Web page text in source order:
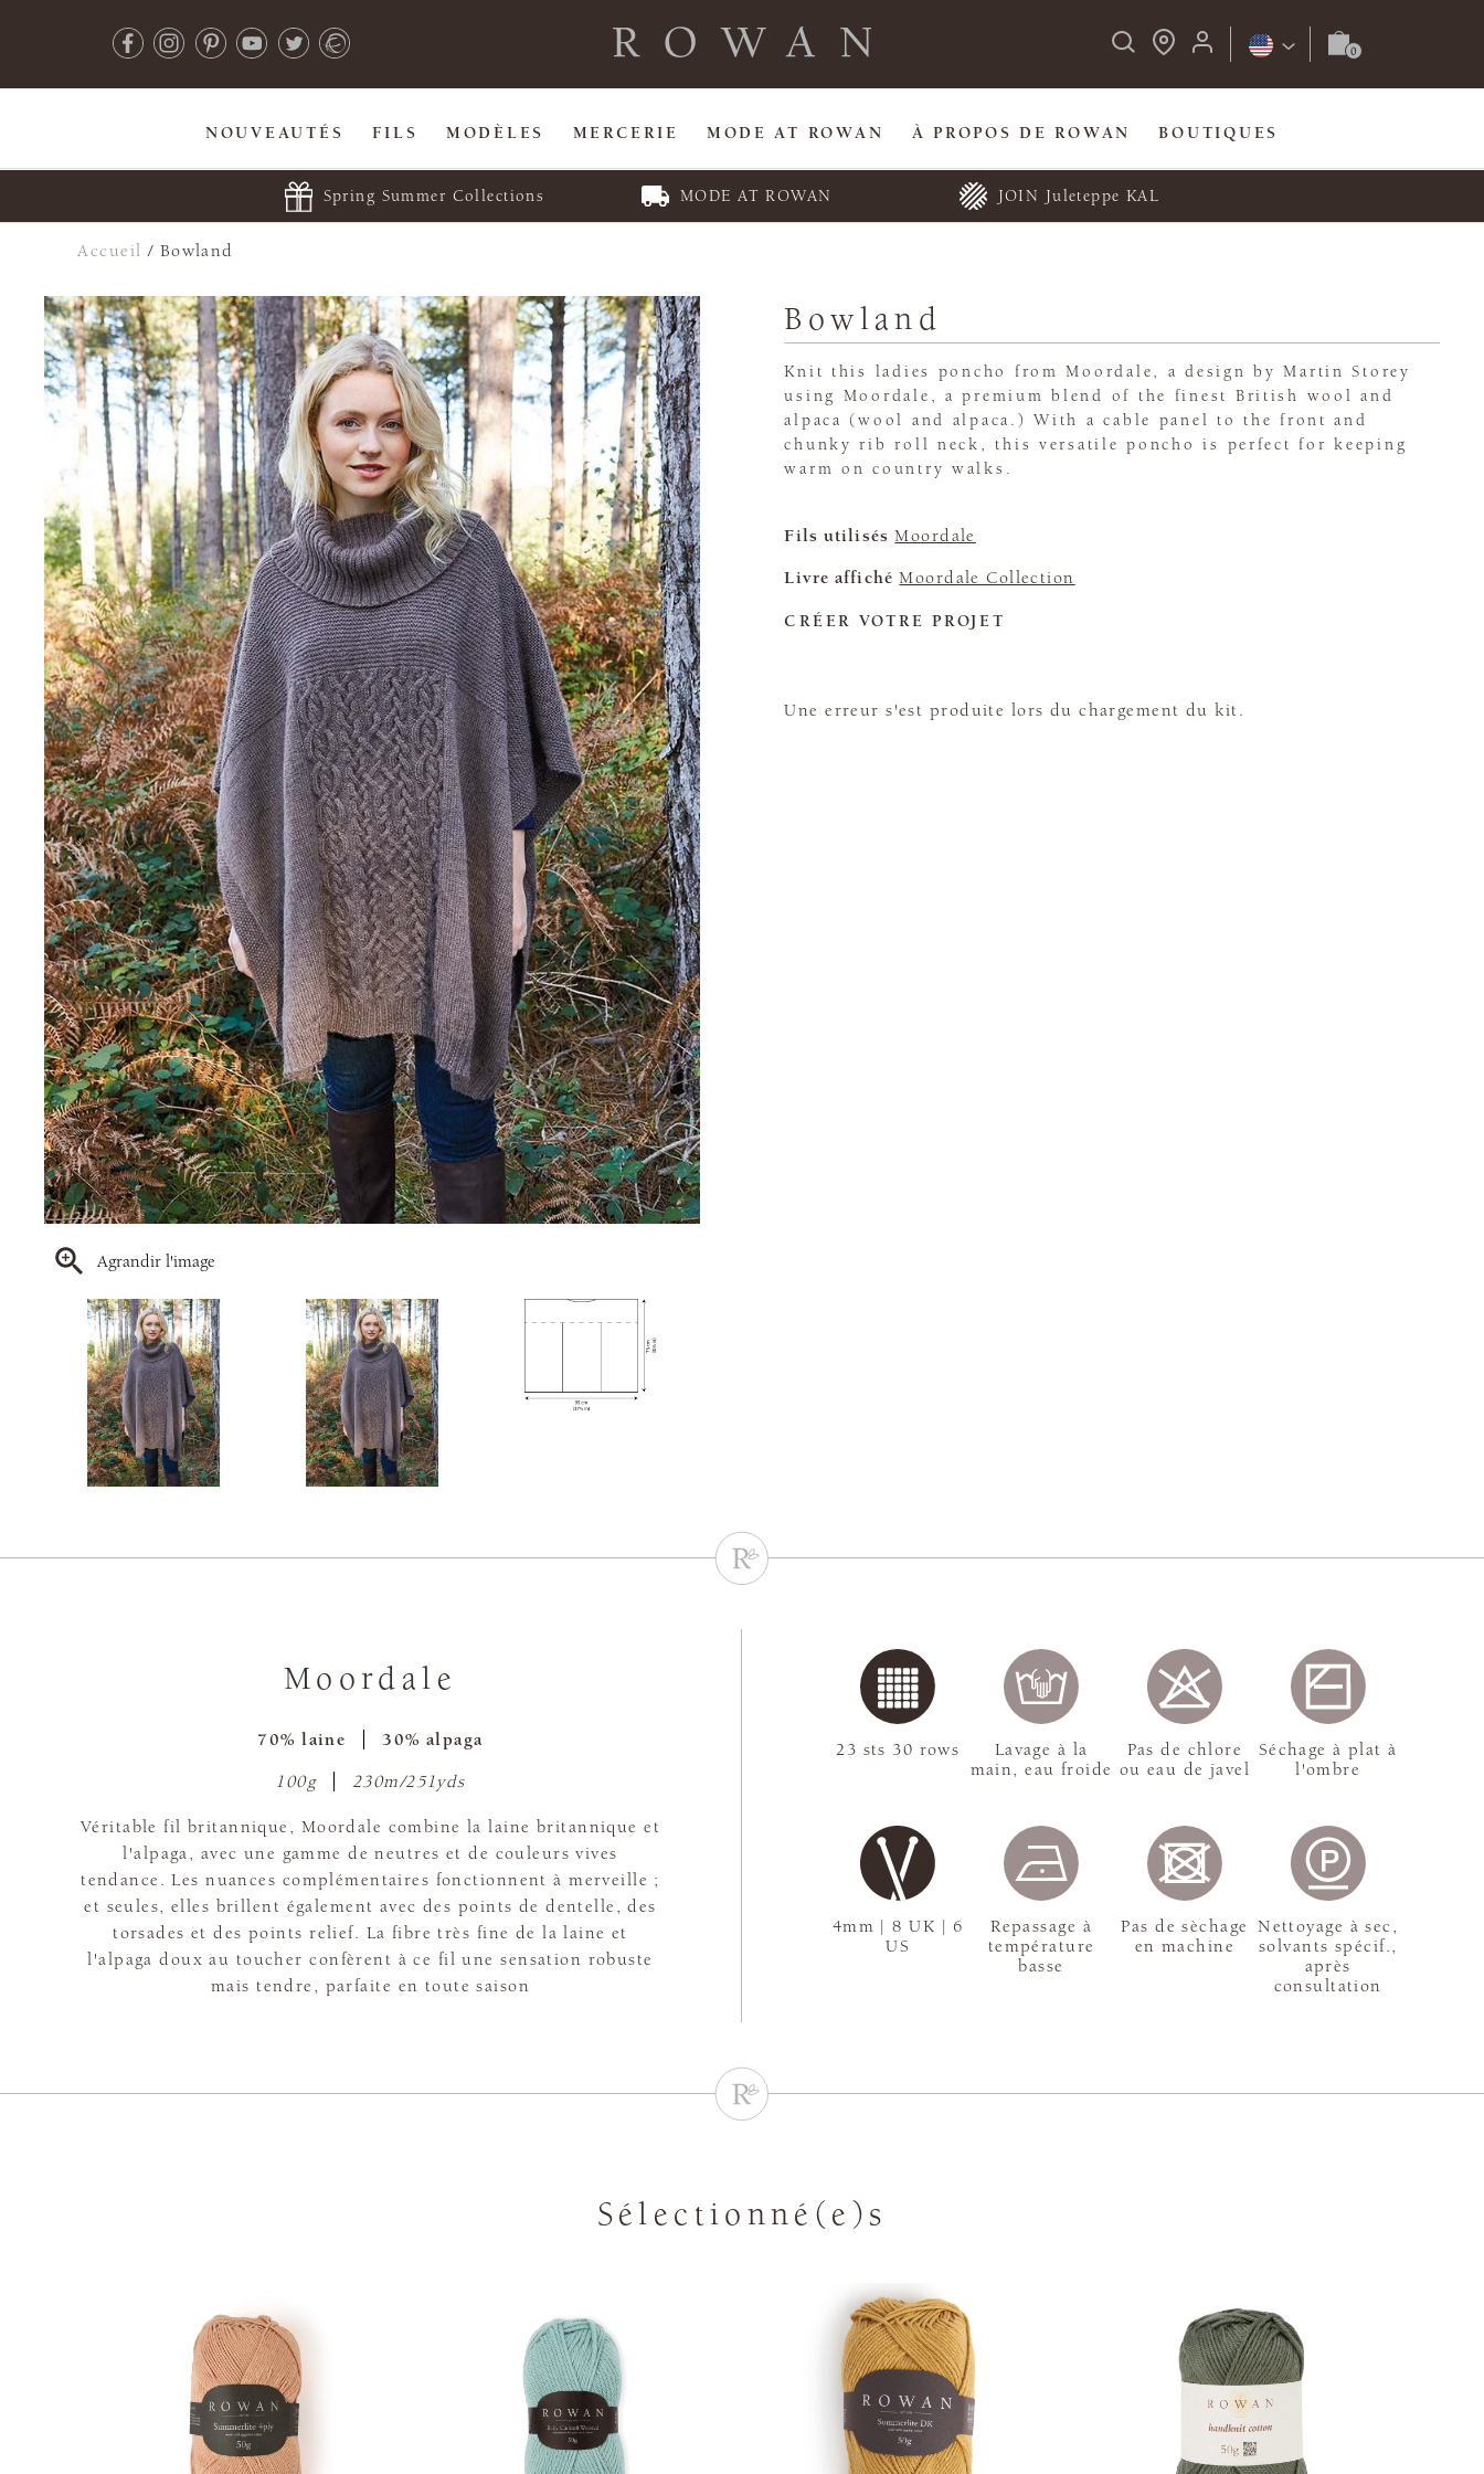
NOUVEAUTÉS FILS MODÈLES MERCERIE MODE AT ROWAN À PROPOS DE ROWAN BOUTIQUES
Spring Summer Collections MODE AT ROWAN JOIN Juleteppe KAL
Accueil / Bowland
Agrandir l'image
Bowland
Knit this ladies poncho from Moordale, a design by Martin Storey
using Moordale, a premium blend of the finest British wool and
alpaca (wool and alpaca.) With a cable panel to the front and
chunky rib roll neck, this versatile poncho is perfect for keeping
warm on country walks.
Fils utilisés Moordale
Livre affiché Moordale Collection
CRÉER VOTRE PROJET
Une erreur s'est produite lors du chargement du kit.
Moordale
70% laine 30% alpaga
100g 230m/251yds
Véritable fil britannique, Moordale combine la laine britannique et
l'alpaga, avec une gamme de neutres et de couleurs vives
tendance. Les nuances complémentaires fonctionnent à merveille ;
et seules, elles brillent également avec des points de dentelle, des
torsades et des points relief. La fibre très fine de la laine et
l'alpaga doux au toucher confèrent à ce fil une sensation robuste
mais tendre, parfaite en toute saison
4mm | 8 UK | 6
US
23 sts 30 rows
Lavage à la
main, eau froide
Pas de chlore
ou eau de javel
Séchage à plat à
l'ombre
Repassage à
température
basse
Pas de sèchage
en machine
Nettoyage à sec,
solvants spécif.,
après
consultation
Sélectionné(e)s